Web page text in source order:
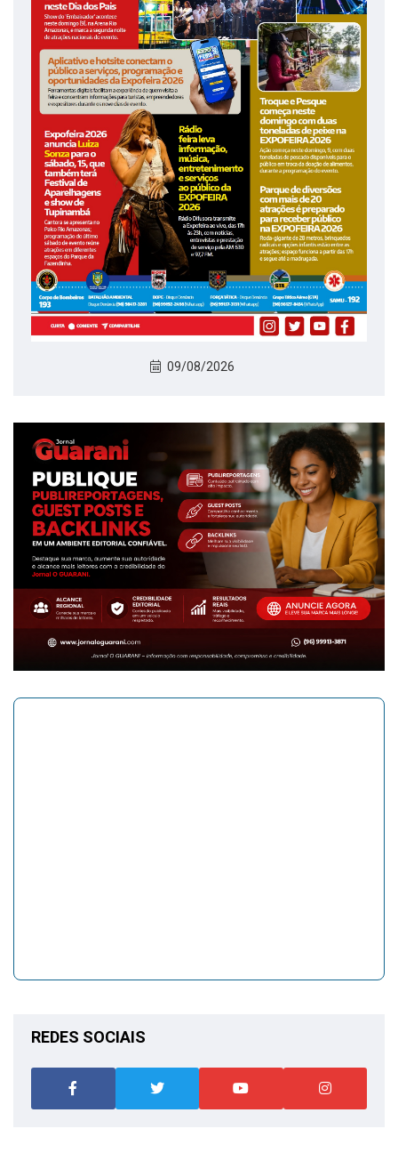
09/08/2026
REDES SOCIAIS